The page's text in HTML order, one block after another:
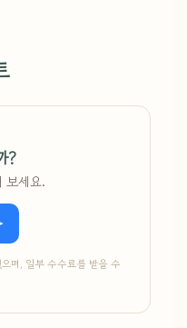
?
보세요.
며, 일부 수수료를 받을 수